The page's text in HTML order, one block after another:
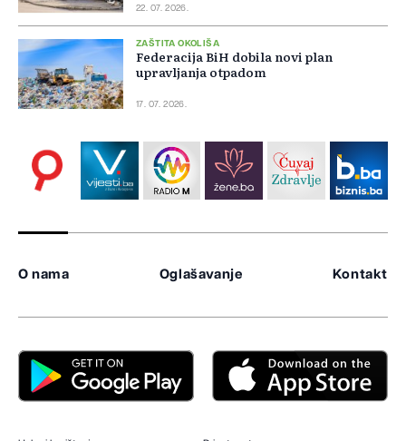
22. 07. 2026.
ZAŠTITA OKOLIŠA
Federacija BiH dobila novi plan
upravljanja otpadom
17. 07. 2026.
O nama Oglašavanje Kontakt